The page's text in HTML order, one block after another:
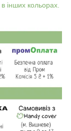
в інших кольорах.